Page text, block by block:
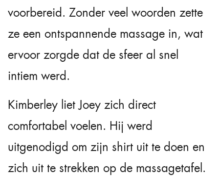
voorbereid. Zonder veel woorden zette
ze een ontspannende massage in, wat
ervoor zorgde dat de sfeer al snel
intiem werd.
Kimberley liet Joey zich direct
comfortabel voelen. Hij werd
uitgenodigd om zijn shirt uit te doen en
zich uit te strekken op de massagetafel.